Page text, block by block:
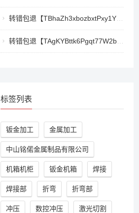
转错包退【TBhaZh3xbozbxtPxy1YF4QaK2e77777777】客服TeleGram:【@TrxEm】
转错包退【TAgKYBttk6Pgqt77W2bg3Kmyk3RyjoZEti】客服TeleGram:【@TrxEm】
标签列表
钣金加工 金属加工
中山铭偌金属制品有限公司
机箱机柜 钣金机箱 焊接
焊接部 折弯 折弯部
冲压 数控冲压 激光切割